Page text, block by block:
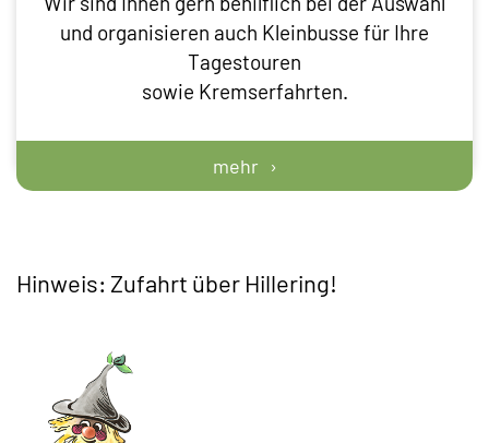
und organisieren auch Kleinbusse für Ihre
Tagestouren
sowie Kremserfahrten.
mehr
Hinweis: Zufahrt über Hillering!